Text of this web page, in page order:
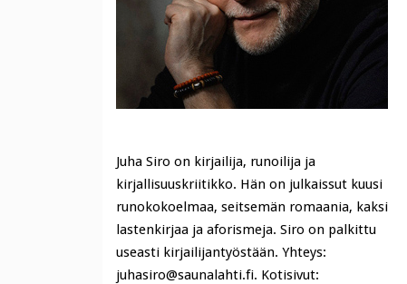
Juha Siro on kirjailija, runoilija ja
kirjallisuuskriitikko. Hän on julkaissut kuusi
runokokoelmaa, seitsemän romaania, kaksi
lastenkirjaa ja aforismeja. Siro on palkittu
useasti kirjailijantyöstään. Yhteys:
juhasiro@saunalahti.fi. Kotisivut: